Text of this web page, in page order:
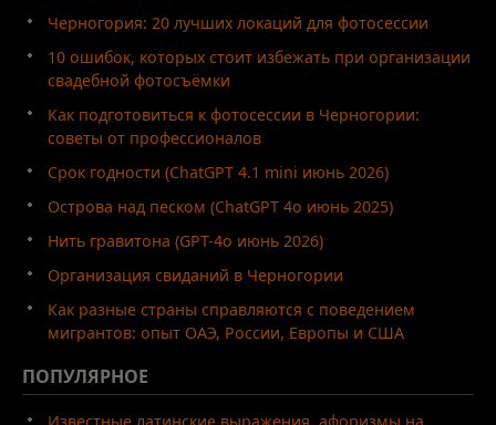
Черногория: 20 лучших локаций для фотосессии
10 ошибок, которых стоит избежать при организации
свадебной фотосъёмки
Как подготовиться к фотосессии в Черногории:
советы от профессионалов
Срок годности (ChatGPT 4.1 mini июнь 2026)
Острова над песком (ChatGPT 4o июнь 2025)
Нить гравитона (GPT-4o июнь 2026)
Организация свиданий в Черногории
Как разные страны справляются с поведением
мигрантов: опыт ОАЭ, России, Европы и США
ПОПУЛЯРНОЕ